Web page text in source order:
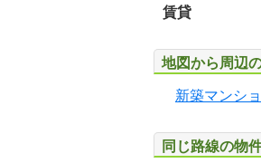
賃貸
地図から周辺
新築マンシ
同じ路線の物